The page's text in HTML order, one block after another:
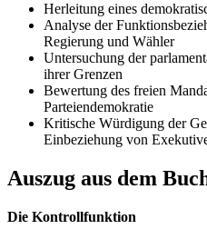
Herleitung eines
Analyse der
Regierung und Wähler
Untersuchung der
ihrer Grenzen
Bewertung des freien
Parteiendemokratie
Kritische Würdigung der
Einbeziehung von
Auszug aus dem
Die Kontrollfunktion